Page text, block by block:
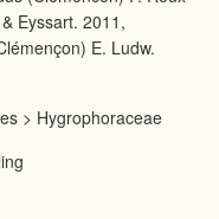
Eyssart. 2011,
E. Ludw.
> Hygrophoraceae